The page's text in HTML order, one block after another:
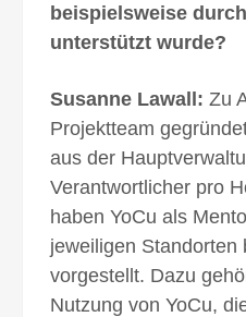
beispielsweise
unterstützt wurde?
Susanne Lawall: Zu
Projektteam
aus der
Verantwortlicher pro
haben YoCu als
jeweiligen Standorten
vorgestellt. Dazu
Nutzung von YoCu,